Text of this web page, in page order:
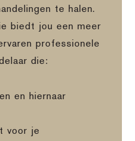
te halen.
biedt jou een meer
professionele
die:
en hiernaar
voor je